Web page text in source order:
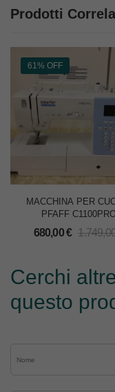
Prodotti
61% OFF
MACCHINA PER
PFAFF
SMARTER
680,00€
Cerchi
questo